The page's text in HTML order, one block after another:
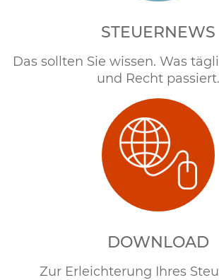
STEUERNEWS
Das sollten Sie wissen. Was
und Recht passiert.
DOWNLOAD
Zur Erleichterung Ihres